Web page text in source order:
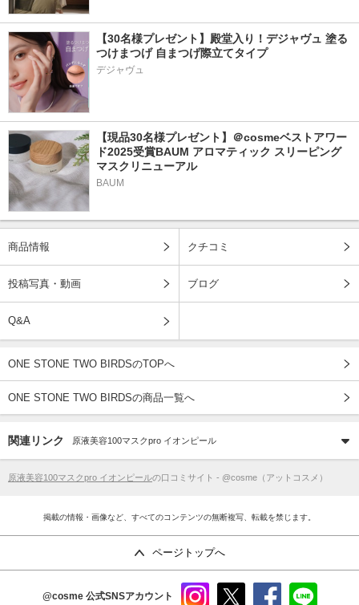
【30名様プレゼント】殿堂入り！デジャヴュ 塗る
つけまつげ 自まつげ際立てタイプ
デジャヴュ
【現品30名様プレゼント】＠cosmeベストアワー
ド2025受賞BAUM アロマティック スリーピング
マスクリニューアル
BAUM
商品情報 クチコミ
投稿写真・動画 ブログ
Q&A
ONE STONE TWO BIRDSのTOPへ
ONE STONE TWO BIRDSの商品一覧へ
関連リンク 原液美容100マスクpro イオンピール
原液美容100マスクpro イオンピールの口コミサイト - @cosme（アットコスメ）
掲載の情報・画像など、すべてのコンテンツの無断複写、転載を禁じます。
ページトップへ
@cosme 公式SNSアカウント